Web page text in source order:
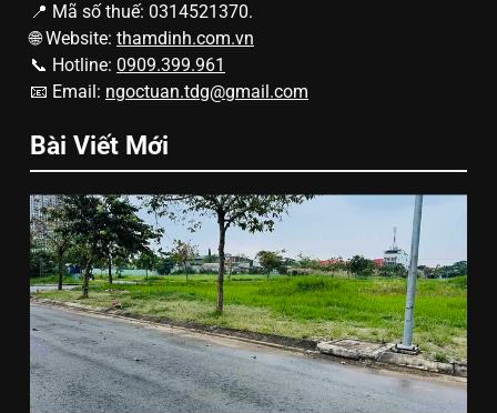
📍 Mã số thuế: 0314521370.
🌐 Website: thamdinh.com.vn
📞 Hotline: 0909.399.961
📧 Email: ngoctuan.tdg@gmail.com
Bài Viết Mới